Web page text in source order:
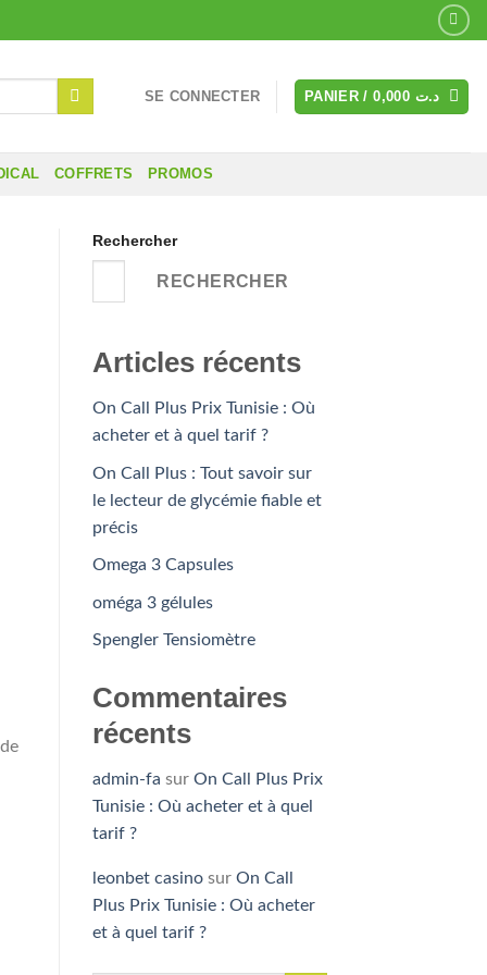
SE CONNECTER PANIER / د.ت
COFFRETS PROMOS
Rechercher
RECHERCHER
Articles récents
On Call Plus Prix Tunisie : Où
acheter et à quel tarif ?
On Call Plus : Tout savoir sur
le lecteur de glycémie fiable et
précis
Omega 3 Capsules
oméga 3 gélules
Spengler Tensiomètre
Commentaires
récents
admin-fa sur On Call Plus Prix
Tunisie : Où acheter et à quel
tarif ?
leonbet casinosur On Call
Plus Prix Tunisie : Où acheter
et à quel tarif ?